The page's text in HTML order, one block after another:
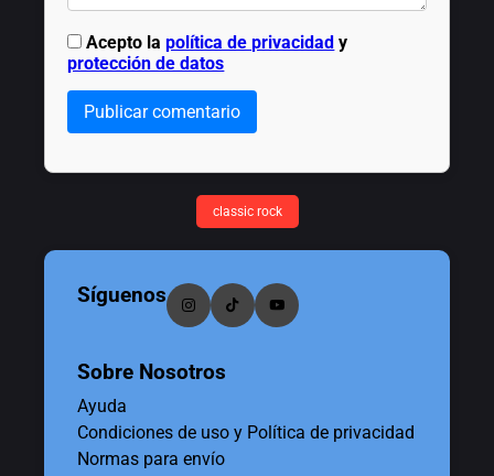
Acepto lapolítica de privacidad y
protección de datos
Publicar comentario
classic rock
Síguenos
Sobre Nosotros
Ayuda
Condiciones de uso y Política de privacidad
Normas para envío